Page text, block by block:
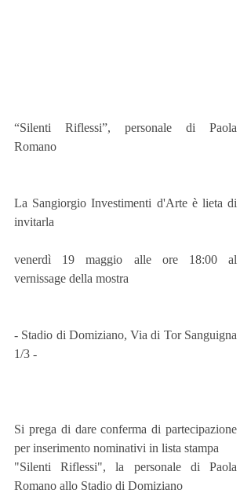
“Silenti Riflessi”, personale di Paola
Romano
La Sangiorgio Investimenti d'Arte è lieta di
invitarla
venerdì 19 maggio alle ore 18:00 al
vernissage della mostra
- Stadio di Domiziano, Via di Tor Sanguigna
1/3 -
Si prega di dare conferma di partecipazione
per inserimento nominativi in lista stampa
"Silenti Riflessi", la personale di Paola
Romano allo Stadio di Domiziano